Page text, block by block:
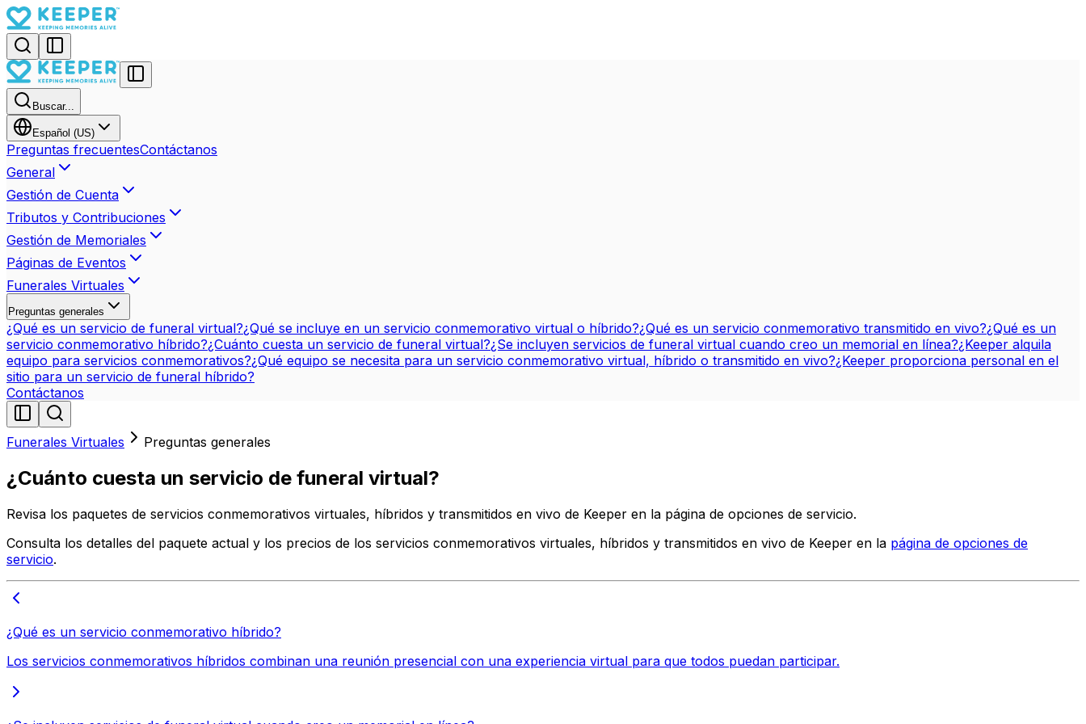
Buscar...
Español (US)
Preguntas frecuentesContáctanos
General
Gestión de Cuenta
Tributos y Contribuciones
Gestión de Memoriales
Páginas de Eventos
Funerales Virtuales
Preguntas generales
¿Qué es un servicio de funeral virtual?¿Qué se incluye en un servicio conmemorativo virtual o híbrido?¿Qué es un servicio conmemorativo transmitido en vivo?¿Qué es un
servicio conmemorativo híbrido?¿Cuánto cuesta un servicio de funeral virtual?¿Se incluyen servicios de funeral virtual cuando creo un memorial en línea?¿Keeper alquila
equipo para servicios conmemorativos?¿Qué equipo se necesita para un servicio conmemorativo virtual, híbrido o transmitido en vivo?¿Keeper proporciona personal en el
sitio para un servicio de funeral híbrido?
Contáctanos
Funerales Virtuales Preguntas generales
¿Cuánto cuesta un servicio de funeral virtual?
Revisa los paquetes de servicios conmemorativos virtuales, híbridos y transmitidos en vivo de Keeper en la página de opciones de servicio.
Consulta los detalles del paquete actual y los precios de los servicios conmemorativos virtuales, híbridos y transmitidos en vivo de Keeper en la página de opciones de
servicio.
¿Qué es un servicio conmemorativo híbrido?
Los servicios conmemorativos híbridos combinan una reunión presencial con una experiencia virtual para que todos puedan participar.